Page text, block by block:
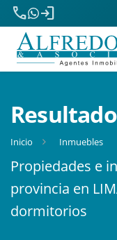
phone
login
Inicio Inmuebles
Propiedades e
provincia en
dormitorios